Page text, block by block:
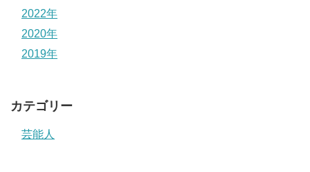
2022年
2020年
2019年
カテゴリー
芸能人